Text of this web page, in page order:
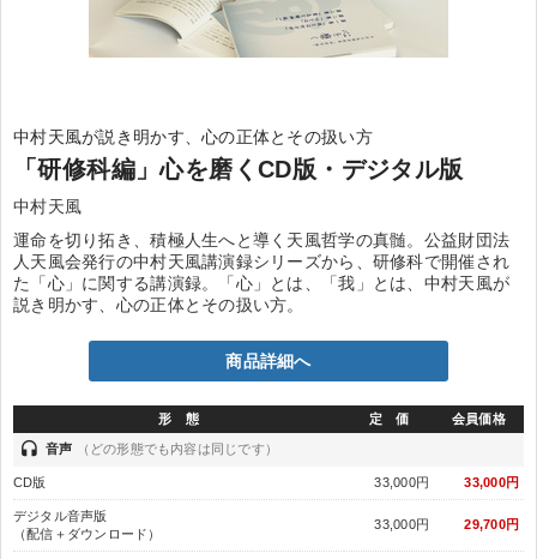
中村天風が説き明かす、心の正体とその扱い方
「研修科編」心を磨くCD版・デジタル版
中村天風
運命を切り拓き、積極人生へと導く天風哲学の真髄。公益財団法
人天風会発行の中村天風講演録シリーズから、研修科で開催され
た「心」に関する講演録。「心」とは、「我」とは、中村天風が
説き明かす、心の正体とその扱い方。
商品詳細へ
形 態 定 価 会員価格
headset 音声 （どの形態でも内容は同じです）
CD版 33,000円 33,000円
デジタル音声版
（配信＋ダウンロード）
33,000円 29,700円